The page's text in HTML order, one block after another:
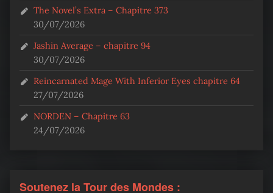
The Novel’s Extra – Chapitre 373
30/07/2026
Jashin Average – chapitre 94
30/07/2026
Reincarnated Mage With Inferior Eyes chapitre 64
27/07/2026
NORDEN – Chapitre 63
24/07/2026
Soutenez la Tour des Mondes :